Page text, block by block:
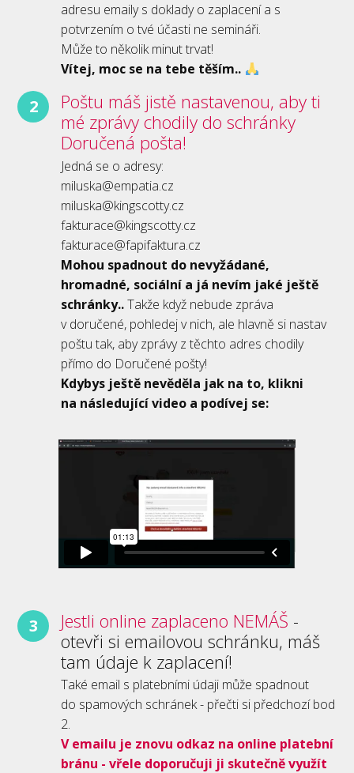
adresu emaily s doklady o zaplacení a s
potvrzením o tvé účasti ne semináři.
Může to několik minut trvat!
Vítej, moc se na tebe těším..
2
Poštu máš jistě nastavenou, aby ti
mé zprávy chodily do schránky
Doručená pošta!
Jedná se o adresy:
miluska@empatia.cz
miluska@kingscotty.cz
fakturace@kingscotty.cz
fakturace@fapifaktura.cz
Mohou spadnout do nevyžádané,
hromadné, sociální a já nevím jaké ještě
schránky..Takže když nebude zpráva
v doručené, pohledej v nich, ale hlavně si nastav
poštu tak, aby zprávy z těchto adres chodily
přímo do Doručené pošty!
Kdybys ještě nevěděla jak na to, klikni
na následující video a podívej se:
3 Jestli online zaplaceno NEMÁŠ -
otevři si emailovou schránku, máš
tam údaje k zaplacení!
Také email s platebními údaji může spadnout
do spamových schránek - přečti si předchozí bod
2.
V emailu je znovu odkaz na online platební
bránu - vřele doporučuji ji skutečně využít